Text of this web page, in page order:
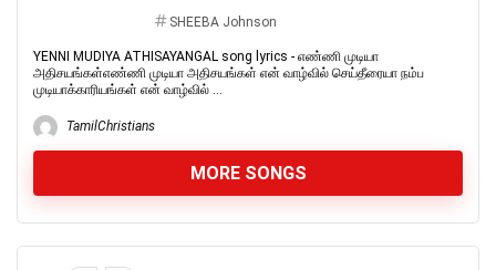
SHEEBA Johnson
YENNI MUDIYA ATHISAYANGAL song lyrics - எண்ணி முடியா
அதிசயங்கள்எண்ணி முடியா அதிசயங்கள் என் வாழ்வில் செய்தீரையா நம்ப
முடியாக்காரியங்கள் என் வாழ்வில் ...
TamilChristians
MORE SONGS